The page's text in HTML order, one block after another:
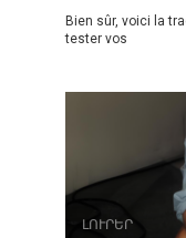
Bien sûr, voici la
tester vos
ԼՈՒՐԵՐ